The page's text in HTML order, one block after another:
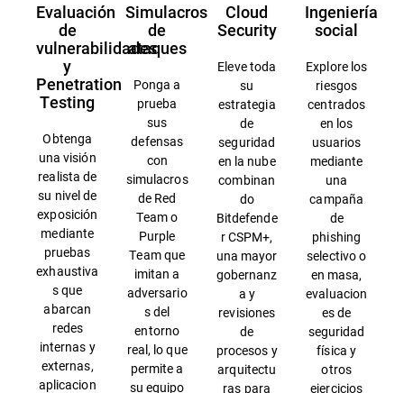
Evaluación
de
vulnerabilidades
y
Penetration
Testing
Obtenga
una visión
realista de
su nivel de
exposición
mediante
pruebas
exhaustiva
s que
abarcan
redes
internas y
externas,
aplicacion
Simulacros
de
ataques
Ponga a
prueba
sus
defensas
con
simulacros
de Red
Team o
Purple
Team que
imitan a
adversario
s del
entorno
real, lo que
permite a
su equipo
Cloud
Security
Eleve toda
su
estrategia
de
seguridad
en la nube
combinan
do
Bitdefende
r CSPM+,
una mayor
gobernanz
a y
revisiones
de
procesos y
arquitectu
ras para
Ingeniería
social
Explore los
riesgos
centrados
en los
usuarios
mediante
una
campaña
de
phishing
selectivo o
en masa,
evaluacion
es de
seguridad
física y
otros
ejercicios